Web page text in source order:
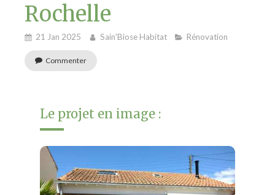
Rochelle
21 Jan 2025 Sain'Biose Habitat Rénovation
Commenter
Le projet en image :